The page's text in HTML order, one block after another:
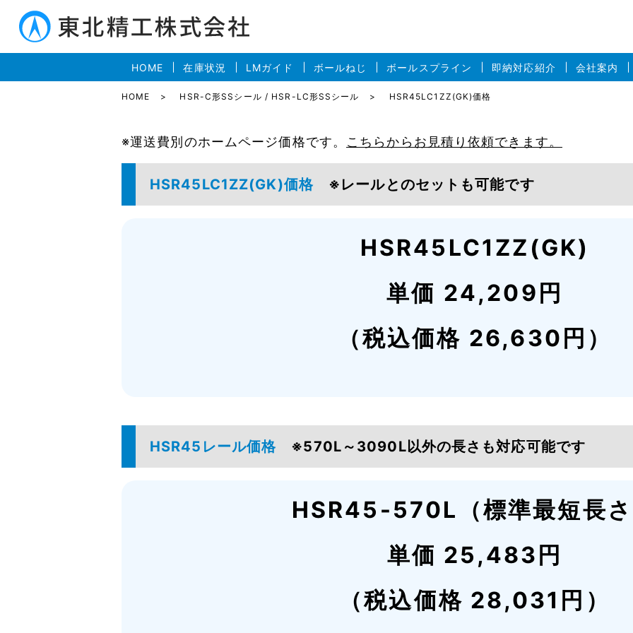
HOME 在庫状況 LMガイド ボールねじ ボールスプライン 即納対応紹介 会社案内
HOME HSR-C形SSシール / HSR-LC形SSシール HSR45LC1ZZ(GK)価格
※運送費別のホームページ価格です。 こちらからお見積り依頼できます。
HSR45LC1ZZ(GK)価格 ※レールとのセットも可能です
HSR45LC1ZZ(GK)
単価 24,209円
（税込価格 26,630円）
HSR45レール価格 ※570L～3090L以外の長さも対応可能です
HSR45-570L（標準最短長
単価 25,483円
（税込価格 28,031円）